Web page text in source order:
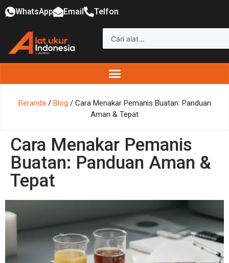
WhatsApp Email Telfon
Beranda/ Blog / Cara Menakar Pemanis Buatan: Panduan
Aman & Tepat
Cara Menakar Pemanis
Buatan: Panduan Aman &
Tepat